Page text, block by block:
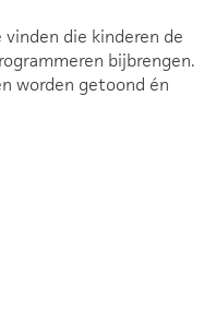
die kinderen de
bijbrengen.
worden getoond én